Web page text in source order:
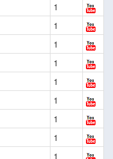
1
1
1
1
1
1
1
1
1